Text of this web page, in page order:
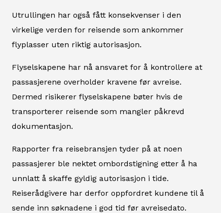
Utrullingen har også fått konsekvenser i den
virkelige verden for reisende som ankommer
flyplasser uten riktig autorisasjon.
Flyselskapene har nå ansvaret for å kontrollere at
passasjerene overholder kravene før avreise.
Dermed risikerer flyselskapene bøter hvis de
transporterer reisende som mangler påkrevd
dokumentasjon.
Rapporter fra reisebransjen tyder på at noen
passasjerer ble nektet ombordstigning etter å ha
unnlatt å skaffe gyldig autorisasjon i tide.
Reiserådgivere har derfor oppfordret kundene til å
sende inn søknadene i god tid før avreisedato.